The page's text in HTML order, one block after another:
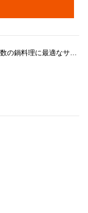
浅型のお鍋ジャポネーズの18cmは、副菜作りや少人数の鍋料理に最適なサイズです。和食だけではなくリゾットやロースト料理はもちろん、タルトやケーキの焼き型としても活用いただけます。やや浅めなので取り分けがしやすく、お料理を作った後そのまま食卓に出してもスタイリッシュなお鍋です。
が誇るこだわりの製品設計にあります。